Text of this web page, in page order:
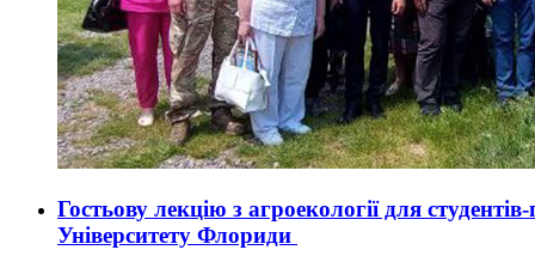
Гостьову лекцію з агроекології для
Університету Флориди